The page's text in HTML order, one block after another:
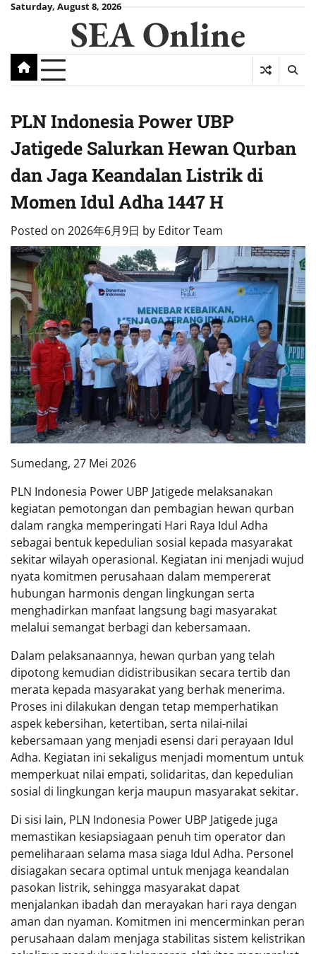
SkipSaturday, August 8, 2026
SEA Online
PLN Indonesia Power UBP
Jatigede Salurkan Hewan Qurban
dan Jaga Keandalan Listrik di
Momen Idul Adha 1447 H
Posted on 2026年6月9日 by Editor Team
Sumedang, 27 Mei 2026
PLN Indonesia Power UBP Jatigede melaksanakan
kegiatan pemotongan dan pembagian hewan qurban
dalam rangka memperingati Hari Raya Idul Adha
sebagai bentuk kepedulian sosial kepada masyarakat
sekitar wilayah operasional. Kegiatan ini menjadi wujud
nyata komitmen perusahaan dalam mempererat
hubungan harmonis dengan lingkungan serta
menghadirkan manfaat langsung bagi masyarakat
melalui semangat berbagi dan kebersamaan.
Dalam pelaksanaannya, hewan qurban yang telah
dipotong kemudian didistribusikan secara tertib dan
merata kepada masyarakat yang berhak menerima.
Proses ini dilakukan dengan tetap memperhatikan
aspek kebersihan, ketertiban, serta nilai-nilai
kebersamaan yang menjadi esensi dari perayaan Idul
Adha. Kegiatan ini sekaligus menjadi momentum untuk
memperkuat nilai empati, solidaritas, dan kepedulian
sosial di lingkungan kerja maupun masyarakat sekitar.
Di sisi lain, PLN Indonesia Power UBP Jatigede juga
memastikan kesiapsiagaan penuh tim operator dan
pemeliharaan selama masa siaga Idul Adha. Personel
disiagakan secara optimal untuk menjaga keandalan
pasokan listrik, sehingga masyarakat dapat
menjalankan ibadah dan merayakan hari raya dengan
aman dan nyaman. Komitmen ini mencerminkan peran
perusahaan dalam menjaga stabilitas sistem kelistrikan